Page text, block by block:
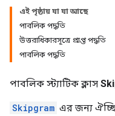
এই পৃষ্ঠায় যা যা আছে
পাবলিক পদ্ধতি
উত্তরাধিকারসূত্রে প্রাপ্ত পদ্ধতি
পাবলিক পদ্ধতি
পাবলিক স্ট্যাটিক ক্লাস
Skipgram এর জন্য